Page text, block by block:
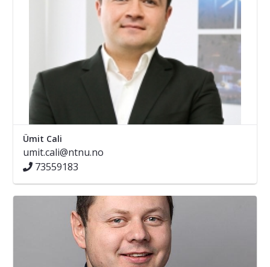
Ümit Cali
umit.cali@ntnu.no
73559183